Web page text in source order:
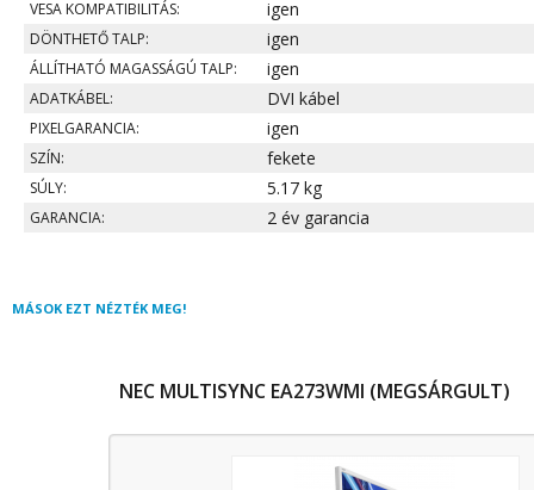
VESA KOMPATIBILITÁS: igen
DÖNTHETŐ TALP: igen
ÁLLÍTHATÓ MAGASSÁGÚ TALP: igen
ADATKÁBEL: DVI kábel
PIXELGARANCIA: igen
SZÍN: fekete
SÚLY: 5.17 kg
GARANCIA: 2 év garancia
MÁSOK EZT NÉZTÉK MEG!
NEC MULTISYNC EA273WMI (MEGSÁRGULT)